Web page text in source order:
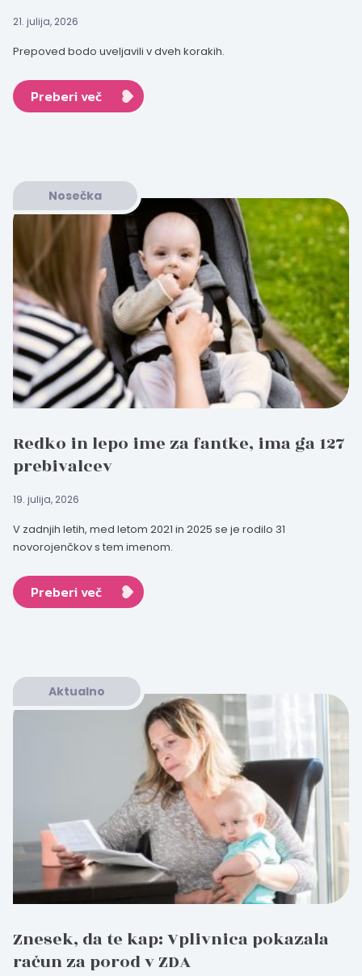
21. julija, 2026
Prepoved bodo uveljavili v dveh korakih.
Preberi več
Nosečka
Redko in lepo ime za fantke, ima ga 127
prebivalcev
19. julija, 2026
V zadnjih letih, med letom 2021 in 2025 se je rodilo 31
novorojenčkov s tem imenom.
Preberi več
Aktualno
Znesek, da te kap: Vplivnica pokazala
račun za porod v ZDA